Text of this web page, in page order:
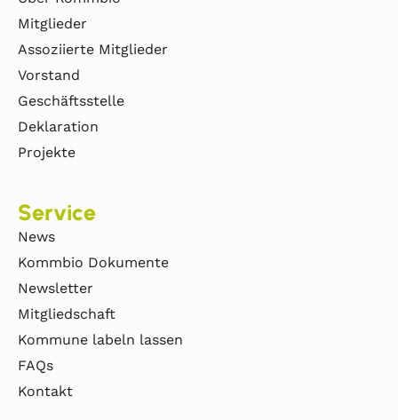
Mitglieder
Assoziierte Mitglieder
Vorstand
Geschäftsstelle
Deklaration
Projekte
Service
News
Kommbio Dokumente
Newsletter
Mitgliedschaft
Kommune labeln lassen
FAQs
Kontakt